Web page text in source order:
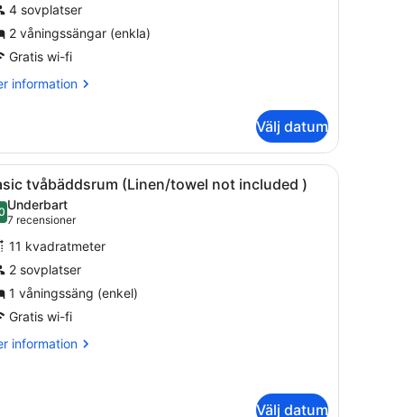
4 sovplatser
2 våningssängar (enkla)
Gratis wi-fi
information
Välj datum
ett fönster med gardiner och en liten växt.
towel
Ett rum med en våningssäng, ett
4 tvåbäddsrum (Linen/towel not included )
av 10
Underbart
7 recensioner
(7 recensioner)
11 kvadratmeter
2 sovplatser
1 våningssäng (enkel)
Gratis wi-fi
information
Välj datum